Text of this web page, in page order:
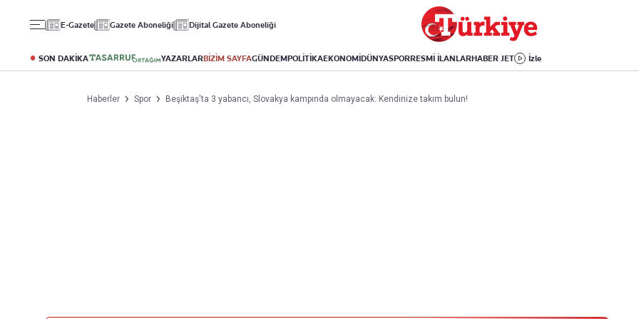
E-Gazete Gazete Aboneliği Dijital Gazete Aboneliği
SON DAKİKA YAZARLARBİZİM SAYFAGÜNDEMPOLİTİKAEKONOMİDÜNYASPORRESMİ İLANLARHABER JET İzle
Altın
Döviz
Kripto Para
Puan Durumu
Fikstür
Avrupa Ligi
Avrupa
Amerika
İsrail-Gazze
Yaşam
Sağlık
Yemek
Aktüel
Kitap
Haberler Spor Beşiktaş'ta 3 yabancı, Slovakya kampında olmayacak: Kendinize takım bulun!